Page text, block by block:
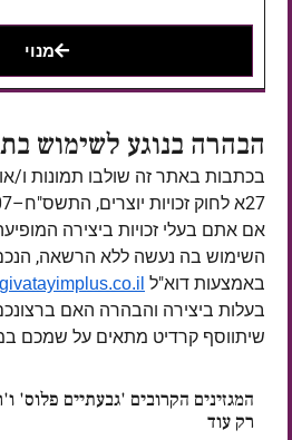
מנוי
הבהרה בנוגע לשימוש
בכתבות באתר זה שולבו תמונות ו/
27א לחוק זכויות יוצרים, התשס"ח–2007.
אם אתם בעלי זכויות ביצירה
השימוש בה נעשה ללא הרשאה, הנכם
באמצעות דוא"ל
בעלות ביצירה והבהרה האם
שיתווסף קרדיט מתאים על שמכם
המגזינים הקרובים 'גבעתיים פלוס'
רק עוד